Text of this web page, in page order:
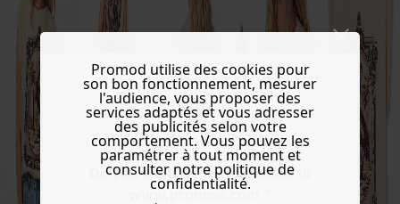
Do you want to be redirected to
www.promod.com ?
Promod utilise des cookies pour
son bon fonctionnement, mesurer
l'audience, vous proposer des
services adaptés et vous adresser
des publicités selon votre
comportement. Vous pouvez les
paramétrer à tout moment et
consulter notre politique de
confidentialité.